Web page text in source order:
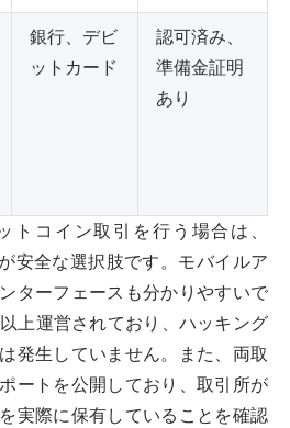
銀行、デビ
ットカード
認可済み、
準備金証明
あり
トコイン取引を行う場合は、
安全な選択肢です。モバイルア
ターフェースも分かりやすいで
上運営されており、ハッキング
発生していません。また、両取
ートを公開しており、取引所が
実際に保有していることを確認